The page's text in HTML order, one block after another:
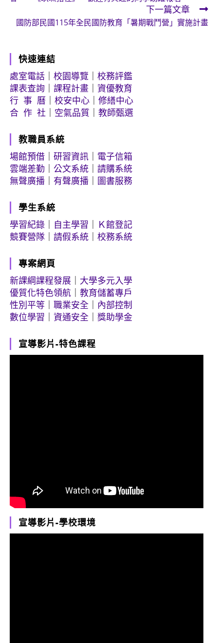
articles
下一篇文章
國防部民國115年全民國防教育「暑期戰鬥營」實施計畫
快速連結
處室電話
校園導覽
校務評鑑
課表查詢
課程計畫
資優教育
行 事 曆
校安中心
修繕中心
合 作 社
空氣品質 教師甄選
教職員系統
場館預借
研習資訊
電子信箱
雲端差勤
公文系統
請購系統
無聲廣播
有聲廣播 圖書服務
學生系統
學習紀錄
自主學習
Ｋ館登記
競賽營隊
請假系統 校務系統
專案網頁
新課綱課程發展
大學多元入學
優質化特色領航
教育儲蓄專戶
性別平等
職業安全
內部控制
數位學習
資通安全 獎助學金
宣導影片-特色課程
宣導影片-學校環境